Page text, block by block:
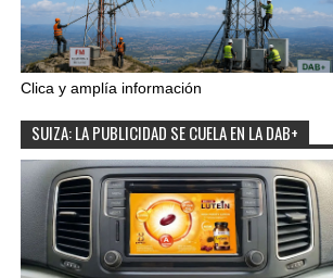
Clica y amplía información
SUIZA: LA PUBLICIDAD SE CUELA EN LA DAB+